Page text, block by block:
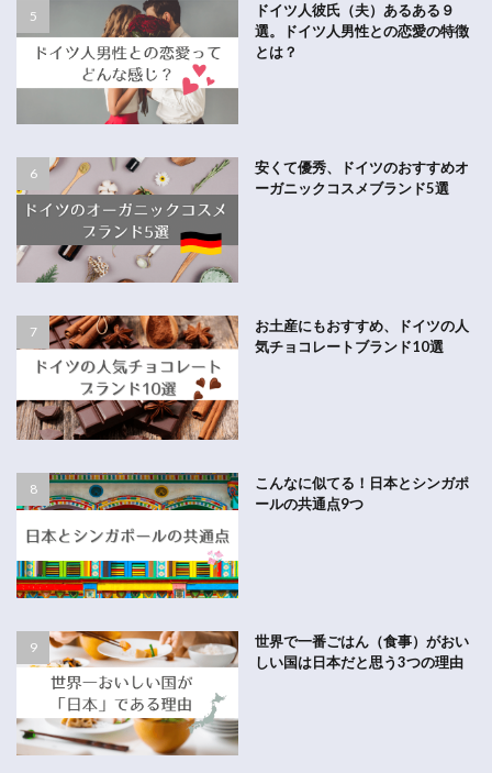
ドイツ人彼氏（夫）あるある９
選。ドイツ人男性との恋愛の特徴
とは？
安くて優秀、ドイツのおすすめオ
ーガニックコスメブランド5選
お土産にもおすすめ、ドイツの人
気チョコレートブランド10選
こんなに似てる！日本とシンガポ
ールの共通点9つ
世界で一番ごはん（食事）がおい
しい国は日本だと思う3つの理由